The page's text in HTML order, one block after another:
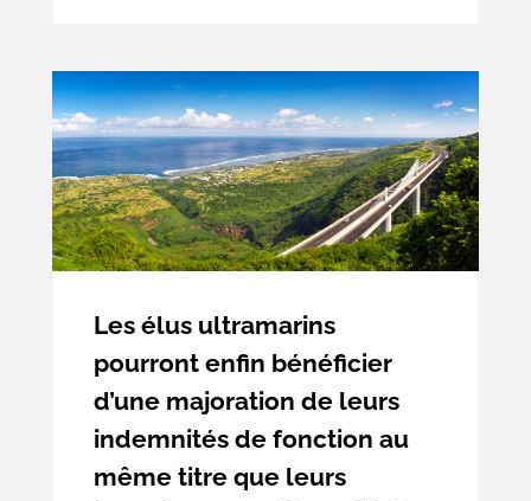
Les élus ultramarins
pourront enfin bénéficier
d’une majoration de leurs
indemnités de fonction au
même titre que leurs